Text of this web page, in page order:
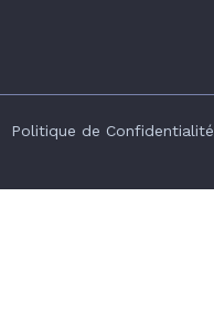
Politique de Confidentialité